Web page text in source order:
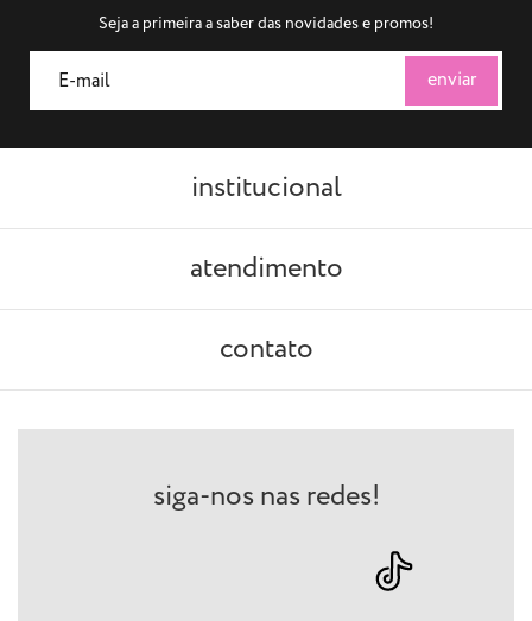
Seja a primeira a saber das novidades e promos!
institucional
atendimento
contato
siga-nos nas redes!